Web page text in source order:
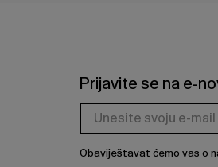
Prijavite se na e-
Obaviještavat ćemo vas o